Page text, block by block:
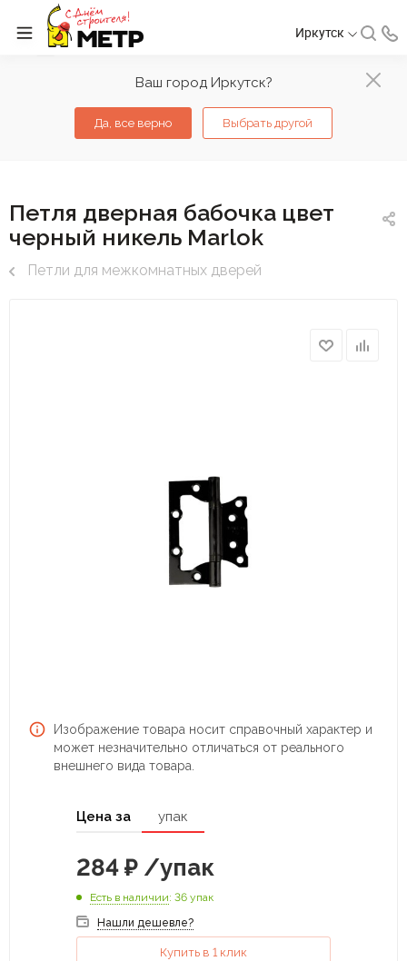
Ваш город Иркутск?
Да, все верно Выбрать другой
Иркутск
Петля дверная бабочка цвет
черный никель Marlok
Петли для межкомнатных дверей
Изображение товара носит справочный характер и
может незначительно отличаться от реального
внешнего вида товара.
Цена за упак
284 ₽ /упак
Есть в наличии: 36 упак
Нашли дешевле?
Купить в 1 клик